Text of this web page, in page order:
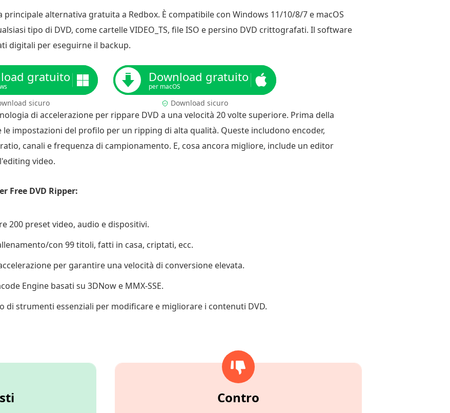
principale alternativa gratuita a Redbox. È compatibile con Windows 11/10/8/7 e macOS
tipo di DVD, come cartelle VIDEO_TS, file ISO e persino DVD crittografati. Il software
digitali per eseguirne il backup.
gratuito
sicuro
Download gratuito
per macOS
Download sicuro
di accelerazione per rippare DVD a una velocità 20 volte superiore. Prima della
impostazioni del profilo per un ripping di alta qualità. Queste includono encoder,
canali e frequenza di campionamento. E, cosa ancora migliore, include un editor
video.
Free DVD Ripper:
200 preset video, audio e dispositivi.
con 99 titoli, fatti in casa, criptati, ecc.
per garantire una velocità di conversione elevata.
Engine basati su 3DNow e MMX-SSE.
strumenti essenziali per modificare e migliorare i contenuti DVD.
Contro